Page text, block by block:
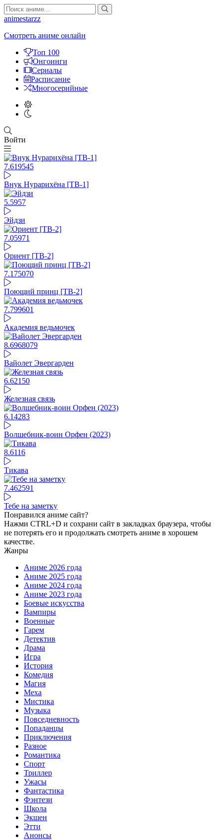
animestarzz
Смотреть аниме онлайн
Топ 100
Онгоинги
Сериалы
Расписание
Многосерийные
Войти
7.619545
Внук Нурарихёна [ТВ-1]
5.5957
Эйдзи
7.05971
Ориент [ТВ-2]
7.175070
Поющий принц [ТВ-2]
7.799601
Академия ведьмочек
8.6968079
Вайолет Эвергарден
6.62150
Железная связь
6.14283
Волшебник-воин Орфен (2023)
8.6116
Тикава
7.462591
Тебе на заметку
Понравился аниме сайт?
Нажми CTRL+D и сохрани сайт в закладках браузера, чтобы
не потерять его и продолжать смотреть аниме в хорошем
качестве.
Жанры
Аниме 2026 года
Аниме 2025 года
Аниме 2024 года
Аниме 2023 года
Боевые искусства
Вампиры
Военные
Гарем
Детектив
Драма
Игра
История
Комедия
Магия
Меха
Мистика
Музыка
Повседневность
Попаданцы
Приключения
Разное
Романтика
Спорт
Триллер
Ужасы
Фантастика
Фэнтези
Школа
Экшен
Этти
Анонсы